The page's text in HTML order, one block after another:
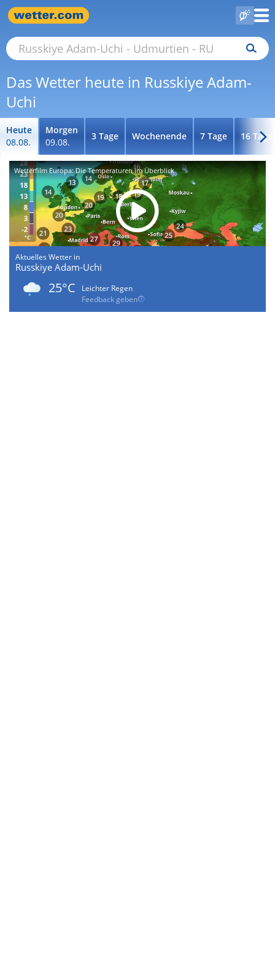
Das Wetter heute in Russkiye Adam-
Uchi
Heute
08.08.
Morgen
09.08.
3 Tage Wochenende 7 Tage 16 Tage
Wetterfilm Europa: Die Temperaturen im Überblick
Aktuelles Wetter in
Russkiye Adam-Uchi
25°C
Leichter Regen
Feedback geben